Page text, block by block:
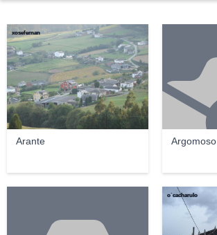
Arante
xosefernan
Argomoso
o´cacharulo